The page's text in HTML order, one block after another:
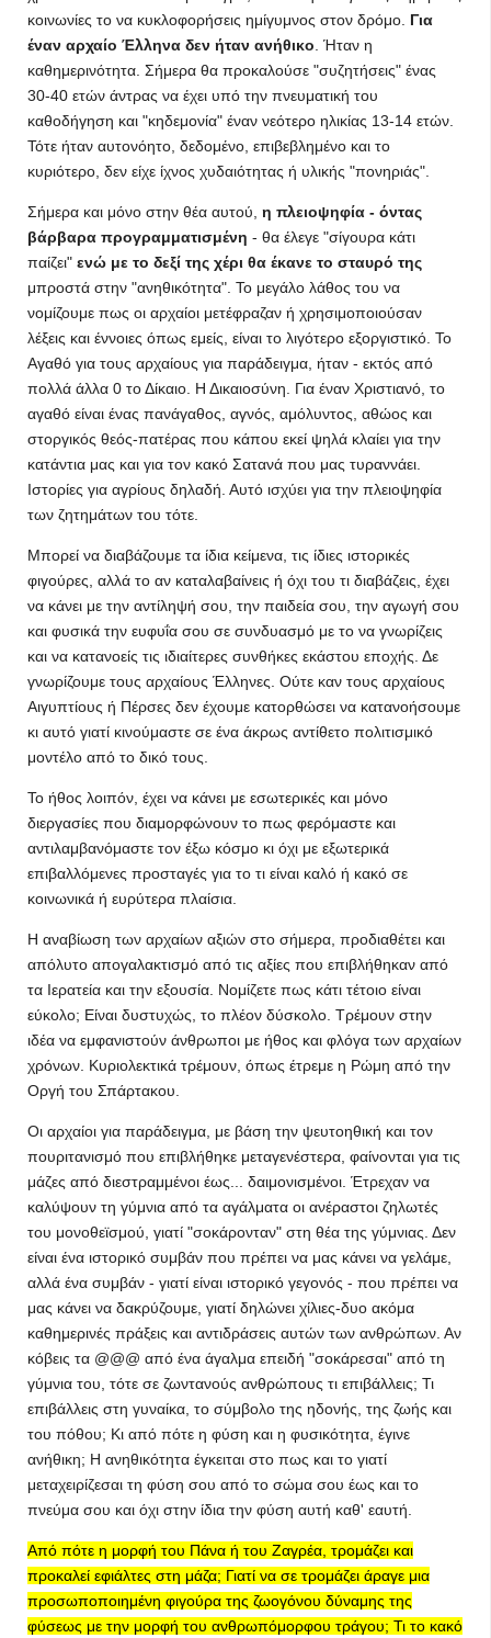
κοινωνίες το να κυκλοφορήσεις ημίγυμνος στον δρόμο. Για
έναν αρχαίο Έλληνα δεν ήταν ανήθικο . Ήταν η
καθημερινότητα. Σήμερα θα προκαλούσε "συζητήσεις" ένας
30-40 ετών άντρας να έχει υπό την πνευματική του
καθοδήγηση και "κηδεμονία" έναν νεότερο ηλικίας 13-14 ετών.
Τότε ήταν αυτονόητο, δεδομένο, επιβεβλημένο και το
κυριότερο, δεν είχε ίχνος χυδαιότητας ή υλικής "πονηριάς".
Σήμερα και μόνο στην θέα αυτού, η πλειοψηφία - όντας
βάρβαρα προγραμματισμένη - θα έλεγε "σίγουρα κάτι
παίζει" ενώ με το δεξί της χέρι θα έκανε το σταυρό της
μπροστά στην "ανηθικότητα". Το μεγάλο λάθος του να
νομίζουμε πως οι αρχαίοι μετέφραζαν ή χρησιμοποιούσαν
λέξεις και έννοιες όπως εμείς, είναι το λιγότερο εξοργιστικό. Το
Αγαθό για τους αρχαίους για παράδειγμα, ήταν - εκτός από
πολλά άλλα 0 το Δίκαιο. Η Δικαιοσύνη. Για έναν Χριστιανό, το
αγαθό είναι ένας πανάγαθος, αγνός, αμόλυντος, αθώος και
στοργικός θεός-πατέρας που κάπου εκεί ψηλά κλαίει για την
κατάντια μας και για τον κακό Σατανά που μας τυραννάει.
Ιστορίες για αγρίους δηλαδή. Αυτό ισχύει για την πλειοψηφία
των ζητημάτων του τότε.
Μπορεί να διαβάζουμε τα ίδια κείμενα, τις ίδιες ιστορικές
φιγούρες, αλλά το αν καταλαβαίνεις ή όχι του τι διαβάζεις, έχει
να κάνει με την αντίληψή σου, την παιδεία σου, την αγωγή σου
και φυσικά την ευφυΐα σου σε συνδυασμό με το να γνωρίζεις
και να κατανοείς τις ιδιαίτερες συνθήκες εκάστου εποχής. Δε
γνωρίζουμε τους αρχαίους Έλληνες. Ούτε καν τους αρχαίους
Αιγυπτίους ή Πέρσες δεν έχουμε κατορθώσει να κατανοήσουμε
κι αυτό γιατί κινούμαστε σε ένα άκρως αντίθετο πολιτισμικό
μοντέλο από το δικό τους.
Το ήθος λοιπόν, έχει να κάνει με εσωτερικές και μόνο
διεργασίες που διαμορφώνουν το πως φερόμαστε και
αντιλαμβανόμαστε τον έξω κόσμο κι όχι με εξωτερικά
επιβαλλόμενες προσταγές για το τι είναι καλό ή κακό σε
κοινωνικά ή ευρύτερα πλαίσια.
Η αναβίωση των αρχαίων αξιών στο σήμερα, προδιαθέτει και
απόλυτο απογαλακτισμό από τις αξίες που επιβλήθηκαν από
τα Ιερατεία και την εξουσία. Νομίζετε πως κάτι τέτοιο είναι
εύκολο; Είναι δυστυχώς, το πλέον δύσκολο. Τρέμουν στην
ιδέα να εμφανιστούν άνθρωποι με ήθος και φλόγα των αρχαίων
χρόνων. Κυριολεκτικά τρέμουν, όπως έτρεμε η Ρώμη από την
Οργή του Σπάρτακου.
Οι αρχαίοι για παράδειγμα, με βάση την ψευτοηθική και τον
πουριτανισμό που επιβλήθηκε μεταγενέστερα, φαίνονται για τις
μάζες από διεστραμμένοι έως... δαιμονισμένοι. Έτρεχαν να
καλύψουν τη γύμνια από τα αγάλματα οι ανέραστοι ζηλωτές
του μονοθεϊσμού, γιατί "σοκάρονταν" στη θέα της γύμνιας. Δεν
είναι ένα ιστορικό συμβάν που πρέπει να μας κάνει να γελάμε,
αλλά ένα συμβάν - γιατί είναι ιστορικό γεγονός - που πρέπει να
μας κάνει να δακρύζουμε, γιατί δηλώνει χίλιες-δυο ακόμα
καθημερινές πράξεις και αντιδράσεις αυτών των ανθρώπων. Αν
κόβεις τα @@@ από ένα άγαλμα επειδή "σοκάρεσαι" από τη
γύμνια του, τότε σε ζωντανούς ανθρώπους τι επιβάλλεις; Τι
επιβάλλεις στη γυναίκα, το σύμβολο της ηδονής, της ζωής και
του πόθου; Κι από πότε η φύση και η φυσικότητα, έγινε
ανήθικη; Η ανηθικότητα έγκειται στο πως και το γιατί
μεταχειρίζεσαι τη φύση σου από το σώμα σου έως και το
πνεύμα σου και όχι στην ίδια την φύση αυτή καθ' εαυτή.
Από πότε η μορφή του Πάνα ή του Ζαγρέα, τρομάζει και
προκαλεί εφιάλτες στη μάζα; Γιατί να σε τρομάζει άραγε μια
προσωποποιημένη φιγούρα της ζωογόνου δύναμης της
φύσεως με την μορφή του ανθρωπόμορφου τράγου; Τι το κακό